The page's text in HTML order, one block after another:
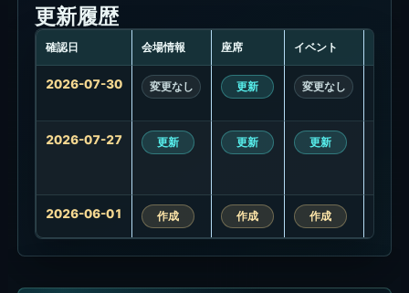
更新履歴
新
確認日 会場情報 座席 イベント
2026-07-30 変更なし 更新 変更なし
2026-07-27 更新 更新 更新
2026-06-01 作成 作成 作成